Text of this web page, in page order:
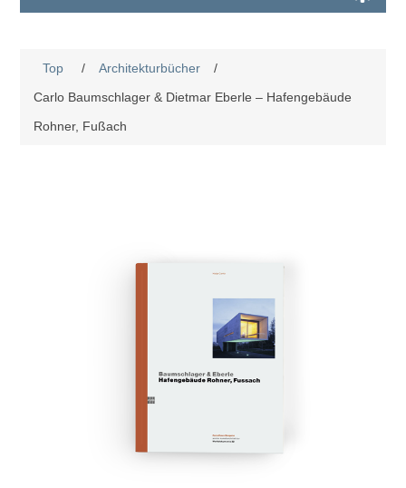
Top / Architekturbücher
/
Carlo Baumschlager & Dietmar Eberle – Hafengebäude
Rohner, Fußach